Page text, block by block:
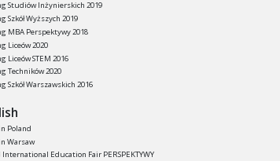
Studiów Inżynierskich 2019
Szkół Wyższych 2019
MBA Perspektywy 2018
Liceów 2020
Liceów STEM 2016
Techników 2020
Szkół Warszawskich 2016
Poland
Warsaw
International Education Fair PERSPEKTYWY